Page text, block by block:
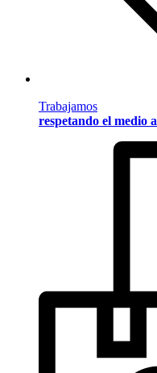
Trabajamos
respetando el medio